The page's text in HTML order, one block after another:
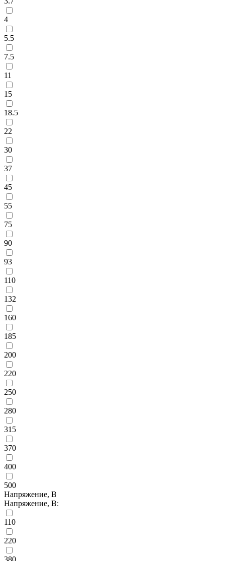
4
5.5
7.5
11
15
18.5
22
30
37
45
55
75
90
93
110
132
160
185
200
220
250
280
315
370
400
500
Напряжение, В
Напряжение, В:
110
220